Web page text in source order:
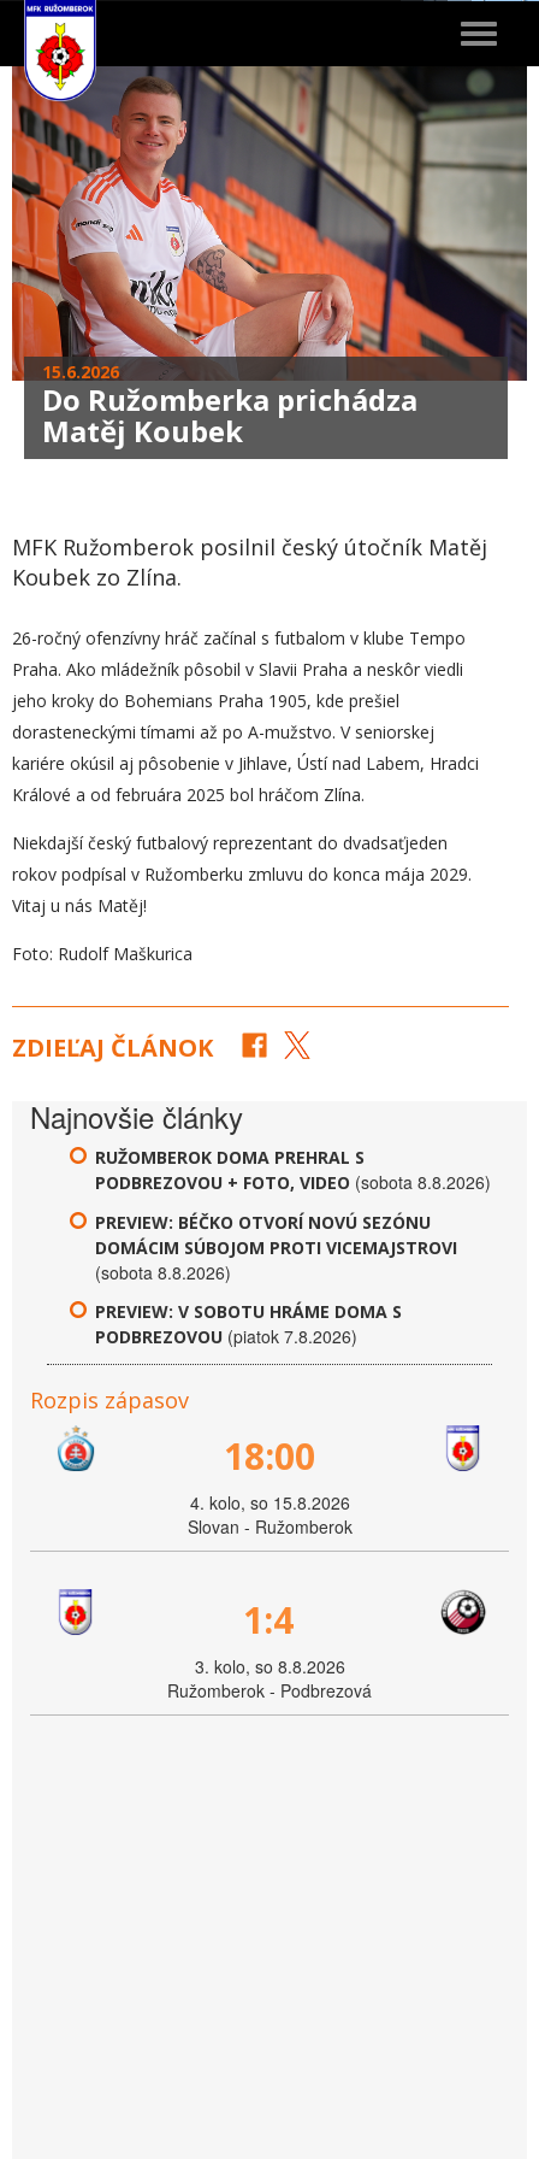
Toggle
15.6.2026
Do Ružomberka prichádza
Matěj Koubek
MFK Ružomberok posilnil český útočník Matěj
Koubek zo Zlína.
26-ročný ofenzívny hráč začínal s futbalom v klube Tempo
Praha. Ako mládežník pôsobil v Slavii Praha a neskôr viedli
jeho kroky do Bohemians Praha 1905, kde prešiel
dorasteneckými tímami až po A-mužstvo. V seniorskej
kariére okúsil aj pôsobenie v Jihlave, Ústí nad Labem, Hradci
Králové a od februára 2025 bol hráčom Zlína.
Niekdajší český futbalový reprezentant do dvadsaťjeden
rokov podpísal v Ružomberku zmluvu do konca mája 2029.
Vitaj u nás Matěj!
Foto: Rudolf Maškurica
ZDIEĽAJ ČLÁNOK
Najnovšie články
RUŽOMBEROK DOMA PREHRAL S
PODBREZOVOU + FOTO, VIDEO (sobota 8.8.2026)
PREVIEW: BÉČKO OTVORÍ NOVÚ SEZÓNU
DOMÁCIM SÚBOJOM PROTI VICEMAJSTROVI
(sobota 8.8.2026)
PREVIEW: V SOBOTU HRÁME DOMA S
PODBREZOVOU (piatok 7.8.2026)
Rozpis zápasov
18:00
4. kolo, so 15.8.2026
Slovan - Ružomberok
1:4
3. kolo, so 8.8.2026
Ružomberok - Podbrezová